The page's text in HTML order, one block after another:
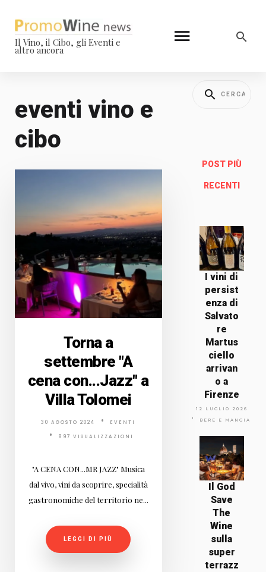
Il Vino, il Cibo, gli Eventi e
altro ancora
eventi vino e
cibo
Torna a
settembre "A
cena con...Jazz" a
Villa Tolomei
30 AGOSTO 2024 EVENTI
897 VISUALIZZAZIONI
"A CENA CON...MR JAZZ" Musica
dal vivo, vini da scoprire, specialità
gastronomiche del territorio ne...
LEGGI DI PIÙ
POST PIÙ
RECENTI
I vini di
persist
enza di
Salvato
re
Martus
ciello
arrivan
o a
Firenze
12 LUGLIO 2026
BERE E MANGIARE
Il God
Save
The
Wine
sulla
super
terrazz